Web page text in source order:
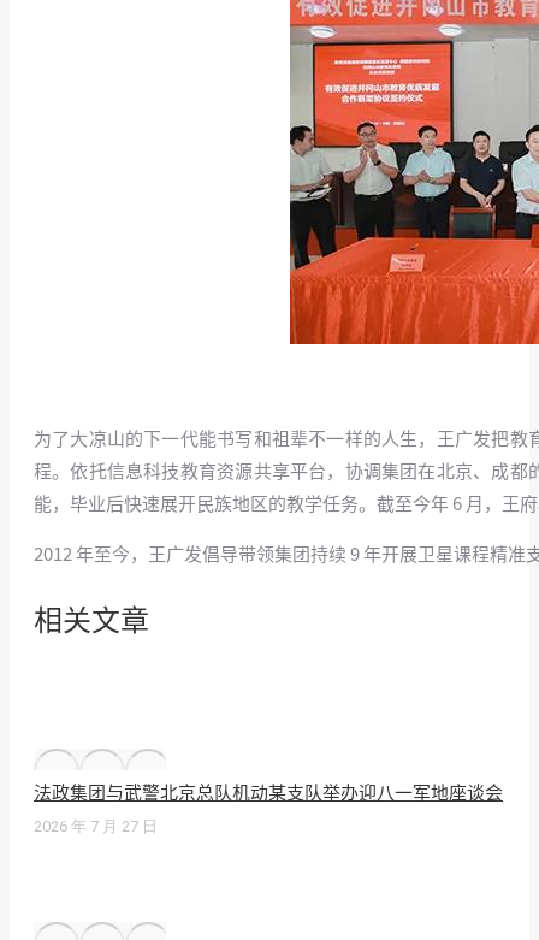
为了大凉山的下一代能书写和祖辈不一样的人生，王广发把
程。依托信息科技教育资源共享平台，协调集团在北京、成
能，毕业后快速展开民族地区的教学任务。截至今年 6 月，王
2012 年至今，王广发倡导带领集团持续 9 年开展卫星课程精
相关文章
法政集团与武警北京总队机动某支队举办迎八一军地座谈会
2026 年 7 月 27 日